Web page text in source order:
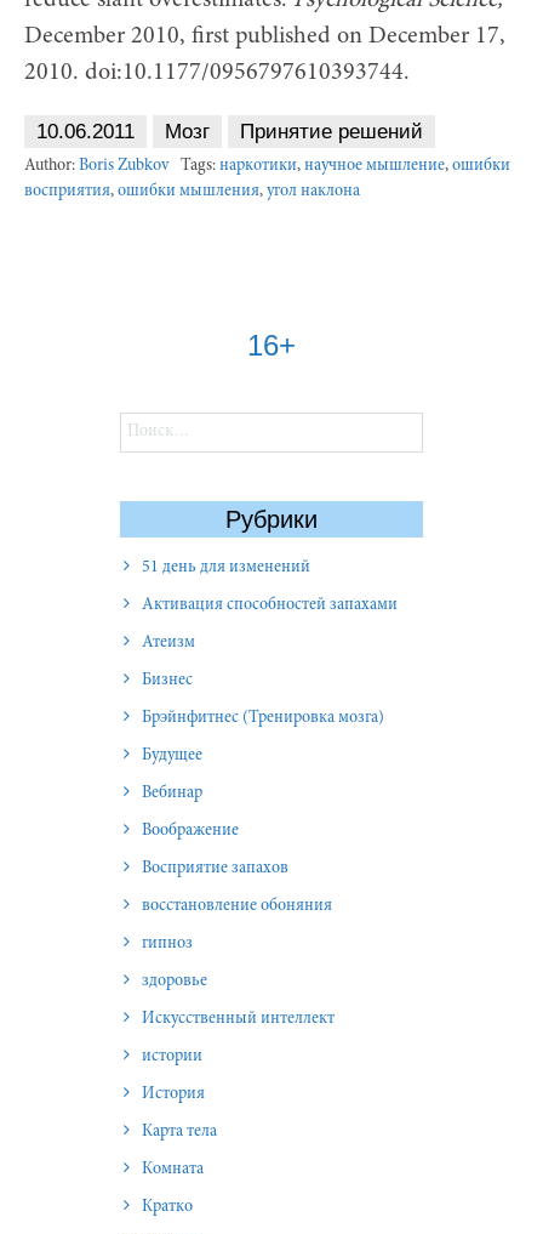
December 2010, first published on December 17,
2010. doi:10.1177/0956797610393744.
10.06.2011 Мозг Принятие решений
Author: Boris Zubkov Tags: наркотики, научное мышление, ошибки
восприятия, ошибки мышления, угол наклона
16+
Найти:
Рубрики
51 день для изменений
Активация способностей запахами
Атеизм
Бизнес
Брэйнфитнес (Тренировка мозга)
Будущее
Вебинар
Воображение
Восприятие запахов
восстановление обоняния
гипноз
здоровье
Искусственный интеллект
истории
История
Карта тела
Комната
Кратко